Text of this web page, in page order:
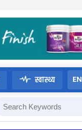
स्वास्थ्य EN